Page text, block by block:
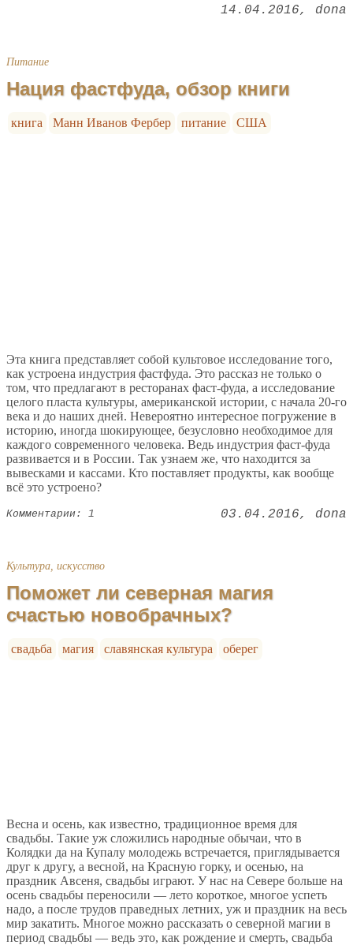
14.04.2016 dona
Питание
Нация фастфуда, обзор книги
книга Манн Иванов Фербер питание США
Эта книга представляет собой культовое исследование того,
как устроена индустрия фастфуда. Это рассказ не только о
том, что предлагают в ресторанах фаст-фуда, а исследование
целого пласта культуры, американской истории, с начала 20-го
века и до наших дней. Невероятно интересное погружение в
историю, иногда шокирующее, безусловно необходимое для
каждого современного человека. Ведь индустрия фаст-фуда
развивается и в России. Так узнаем же, что находится за
вывесками и кассами. Кто поставляет продукты, как вообще
всё это устроено?
Комментарии: 1 03.04.2016 dona
Культура, искусство
Поможет ли северная магия
счастью новобрачных?
свадьба магия славянская культура оберег
Весна и осень, как известно, традиционное время для
свадьбы. Такие уж сложились народные обычаи, что в
Колядки да на Купалу молодежь встречается, приглядывается
друг к другу, а весной, на Красную горку, и осенью, на
праздник Авсеня, свадьбы играют. У нас на Севере больше на
осень свадьбы переносили — лето короткое, многое успеть
надо, а после трудов праведных летних, уж и праздник на весь
мир закатить. Многое можно рассказать о северной магии в
период свадьбы — ведь это, как рождение и смерть, свадьба